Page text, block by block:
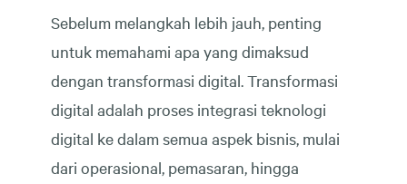
Sebelum melangkah lebih jauh, penting
untuk memahami apa yang dimaksud
dengan transformasi digital. Transformasi
digital adalah proses integrasi teknologi
digital ke dalam semua aspek bisnis, mulai
dari operasional, pemasaran, hingga